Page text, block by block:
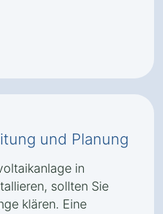
und Planung
in
sollten Sie
klären. Eine